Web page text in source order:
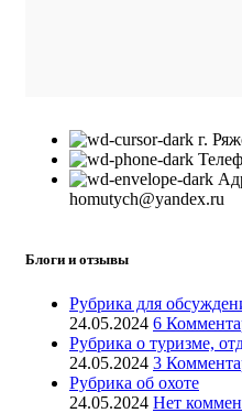
г.
homutych@yandex.ru
Блоги и отзывы
Рубрика для
24.05.2024 6
Рубрика о туризме,
24.05.2024 3
Рубрика об охоте
24.05.2024 Нет